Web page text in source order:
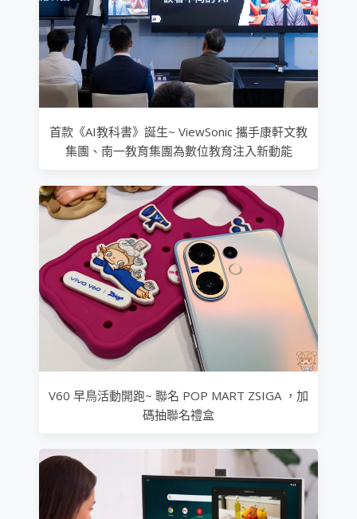
首款《AI教科書》誕生~ ViewSonic 攜手康軒文教
集團、南一教育集團為數位教育注入新動能
V60 早鳥活動開跑~ 聯名 POP MART ZSIGA ，加
碼抽聯名禮盒